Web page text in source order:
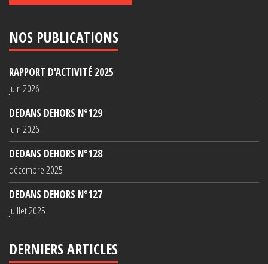
NOS PUBLICATIONS
RAPPORT D'ACTIVITÉ 2025
juin 2026
DEDANS DEHORS N°129
juin 2026
DEDANS DEHORS N°128
décembre 2025
DEDANS DEHORS N°127
juillet 2025
DERNIERS ARTICLES